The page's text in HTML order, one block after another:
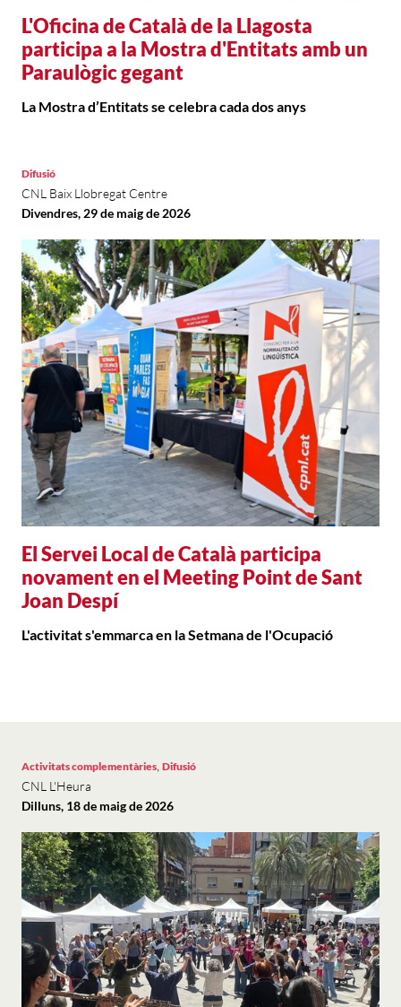
L'Oficina de Català de la Llagosta
participa a la Mostra d'Entitats amb un
Paraulògic gegant
La Mostra d’Entitats se celebra cada dos anys
El Servei Local de Català participa
novament en el Meeting Point de Sant
Joan Despí
Difusió
CNL Baix Llobregat Centre
Divendres, 29 de maig de 2026
L'activitat s'emmarca en la Setmana de l'Ocupació
Activitats complementàries, Difusió
CNL L'Heura
Dilluns, 18 de maig de 2026